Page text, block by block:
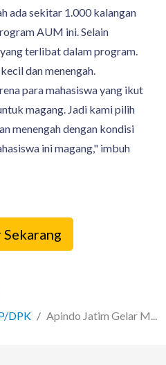
ada sekitar 1.000 kalangan
AUM ini. Selain
yang terlibat dalam program.
dan menengah.
para mahasiswa yang ikut
magang. Jadi kami pilih
menengah dengan kondisi
ini magang," imbuh
DPK Apindo Jatim Gelar M...